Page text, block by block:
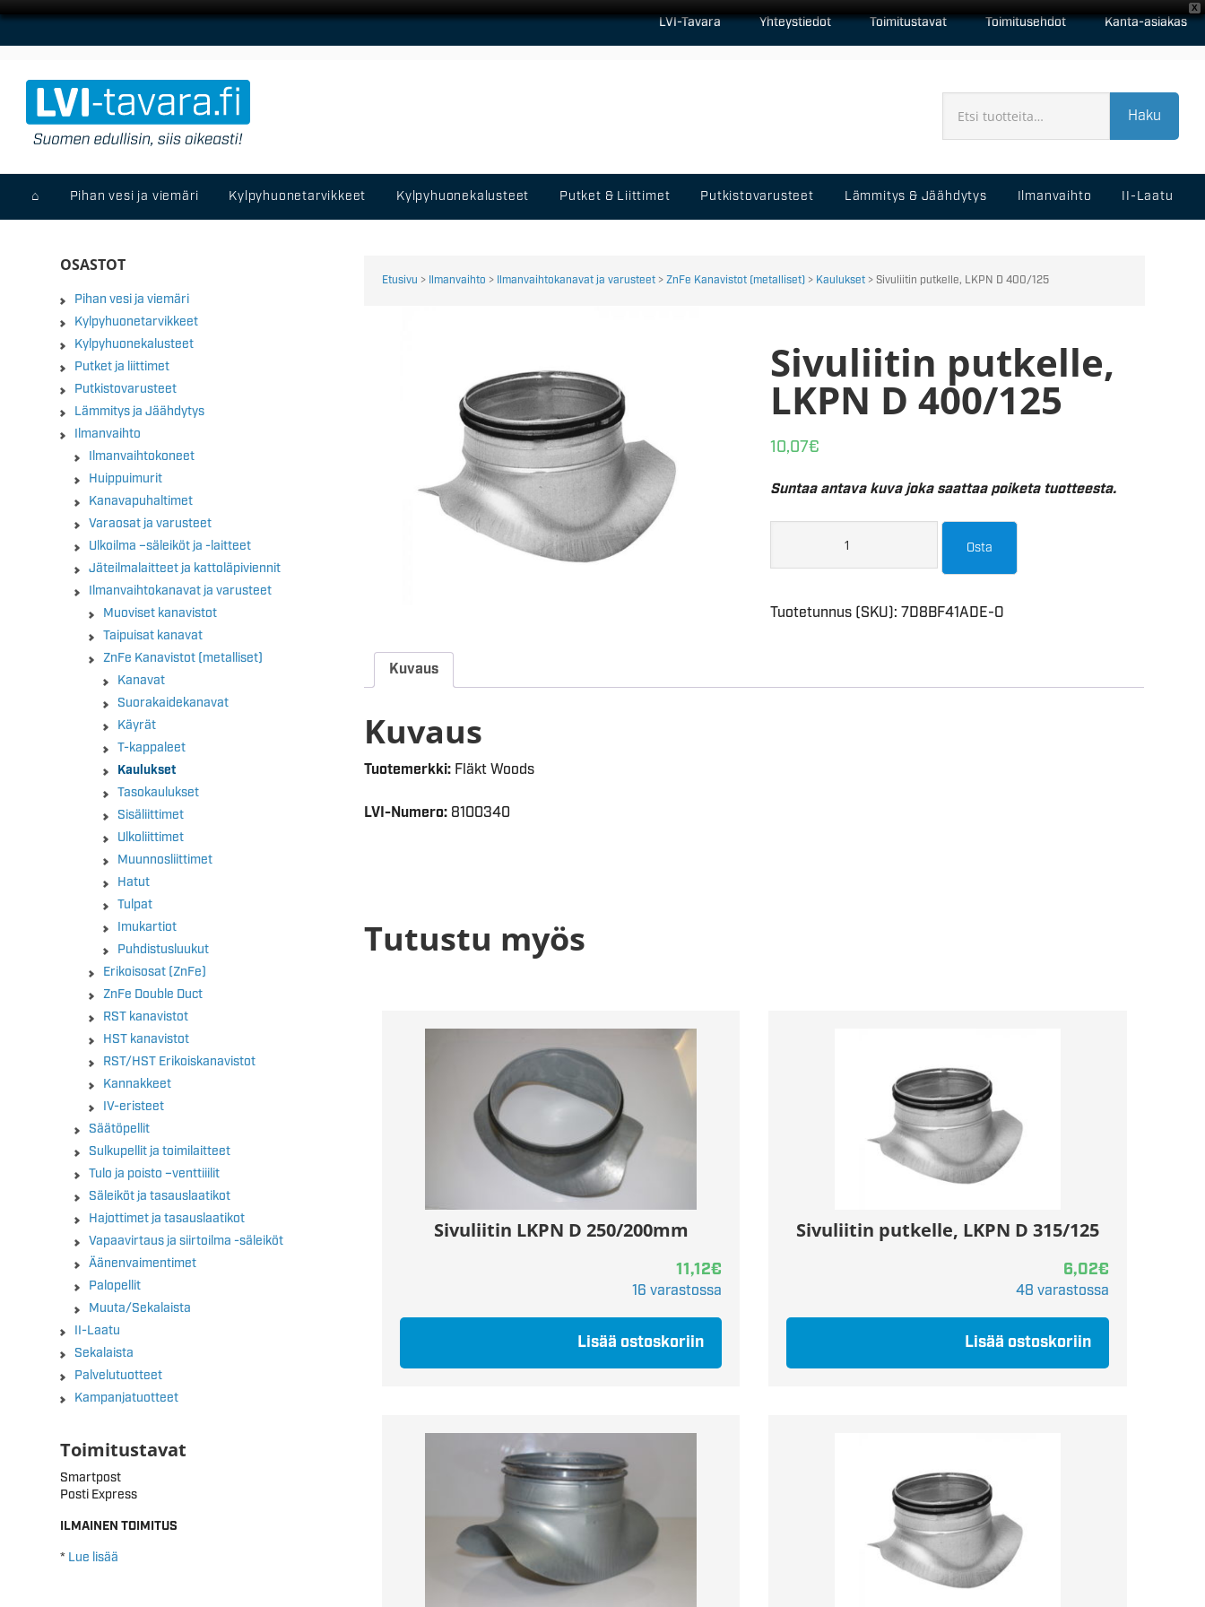
X
LVI-Tavara Yhteystiedot Toimitustavat Toimitusehdot Kanta-asiakas
Haku
⌂ Pihan vesi ja viemäri Kylpyhuonetarvikkeet Kylpyhuonekalusteet Putket & Liittimet Putkistovarusteet Lämmitys & Jäähdytys Ilmanvaihto II-Laatu
Etusivu > Ilmanvaihto > Ilmanvaihtokanavat ja varusteet> ZnFe Kanavistot (metalliset)> Kaulukset> Sivuliitin putkelle, LKPN D 400/125
Sivuliitin putkelle,
LKPN D 400/125
10,07€
Suntaa antava kuva joka saattaa poiketa tuotteesta.
Osta
Tuotetunnus (SKU): 7D8BF41ADE-O
Kuvaus
Kuvaus
Tuotemerkki: Fläkt Woods
LVI-Numero: 8100340
Tutustu myös
Sivuliitin LKPN D 250/200mm
11,12€
16 varastossa
Lisää ostoskoriin
Sivuliitin putkelle, LKPN D 315/125
6,02€
48 varastossa
Lisää ostoskoriin
OSASTOT
Pihan vesi ja viemäri
Kylpyhuonetarvikkeet
Kylpyhuonekalusteet
Putket ja liittimet
Putkistovarusteet
Lämmitys ja Jäähdytys
Ilmanvaihto
Ilmanvaihtokoneet
Huippuimurit
Kanavapuhaltimet
Varaosat ja varusteet
Ulkoilma –säleiköt ja -laitteet
Jäteilmalaitteet ja kattoläpiviennit
Ilmanvaihtokanavat ja varusteet
Muoviset kanavistot
Taipuisat kanavat
ZnFe Kanavistot (metalliset)
Kanavat
Suorakaidekanavat
Käyrät
T-kappaleet
Kaulukset
Tasokaulukset
Sisäliittimet
Ulkoliittimet
Muunnosliittimet
Hatut
Tulpat
Imukartiot
Puhdistusluukut
Erikoisosat (ZnFe)
ZnFe Double Duct
RST kanavistot
HST kanavistot
RST/HST Erikoiskanavistot
Kannakkeet
IV-eristeet
Säätöpellit
Sulkupellit ja toimilaitteet
Tulo ja poisto –venttiiilit
Säleiköt ja tasauslaatikot
Hajottimet ja tasauslaatikot
Vapaavirtaus ja siirtoilma -säleiköt
Äänenvaimentimet
Palopellit
Muuta/Sekalaista
II-Laatu
Sekalaista
Palvelutuotteet
Kampanjatuotteet
Toimitustavat
Smartpost
Posti Express
ILMAINEN TOIMITUS
* Lue lisää